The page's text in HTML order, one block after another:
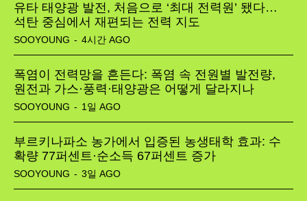
유타 태양광 발전, 처음으로 ‘최대 전력원’ 됐다…
석탄 중심에서 재편되는 전력 지도
SOOYOUNG - 4시간 AGO
폭염이 전력망을 흔든다: 폭염 속 전원별 발전량,
원전과 가스·풍력·태양광은 어떻게 달라지나
SOOYOUNG - 1일 AGO
부르키나파소 농가에서 입증된 농생태학 효과: 수
확량 77퍼센트·순소득 67퍼센트 증가
SOOYOUNG - 3일 AGO